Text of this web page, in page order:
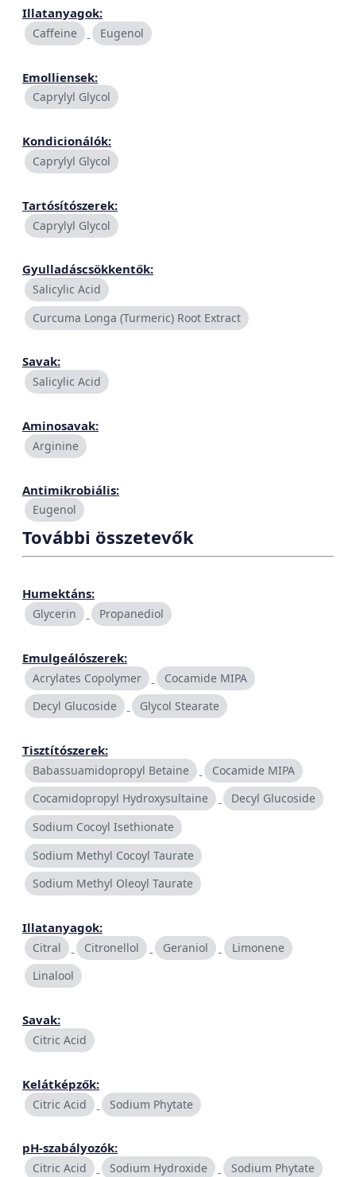
Illatanyagok:
Caffeine Eugenol
Emolliensek:
Caprylyl Glycol
Kondicionálók:
Caprylyl Glycol
Tartósítószerek:
Caprylyl Glycol
Gyulladáscsökkentők:
Salicylic Acid
Curcuma Longa (Turmeric) Root Extract
Savak:
Salicylic Acid
Aminosavak:
Arginine
Antimikrobiális:
Eugenol
További összetevők
Humektáns:
Glycerin Propanediol
Emulgeálószerek:
Acrylates Copolymer
Cocamide MIPA
Decyl Glucoside
Glycol Stearate
Tisztítószerek:
Babassuamidopropyl Betaine
Cocamide MIPA
Cocamidopropyl Hydroxysultaine
Decyl Glucoside
Sodium Cocoyl Isethionate
Sodium Methyl Cocoyl Taurate
Sodium Methyl Oleoyl Taurate
Illatanyagok:
Citral Citronellol Geraniol
Limonene
Linalool
Savak:
Citric Acid
Kelátképzők:
Citric Acid Sodium Phytate
pH-szabályozók:
Citric Acid Sodium Hydroxide Sodium Phytate